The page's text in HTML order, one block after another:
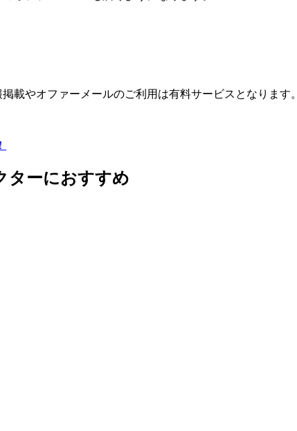
載やオファーメールのご利用は有料サービスとなります。
ターにおすすめ